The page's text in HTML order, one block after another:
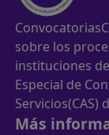
sobre los
instituciones
Especial de
Servicios(CAS)
Más